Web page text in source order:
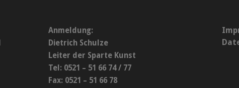
Anmeldung:
Dietrich Schulze
Leiter der Sparte Kunst
Tel: 0521 – 51 66 74 / 77
Fax: 0521 – 51 66 78